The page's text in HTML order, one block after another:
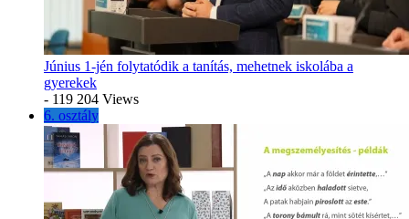
Június 1-jén folytatódik a tanítás, mehetnek iskolába a
gyerekek
- 119 204 Views
6. osztály